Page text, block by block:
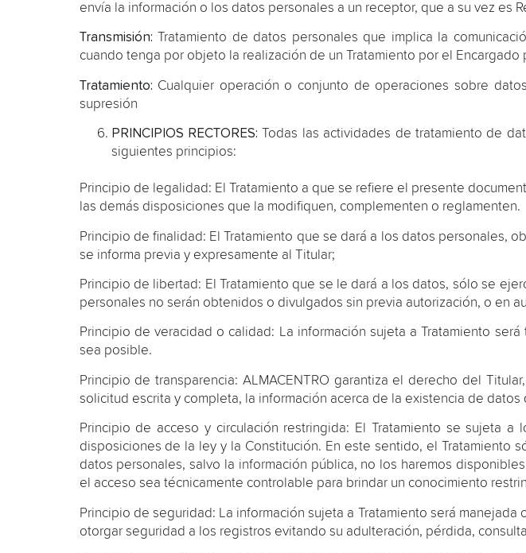
envía la información o los datos personales a un receptor, que a su vez es
Transmisión: Tratamiento de datos personales que implica la
cuando tenga por objeto la realización de un Tratamiento por el Encargado
Tratamiento: Cualquier operación o conjunto de operaciones sobre
supresión
PRINCIPIOS RECTORES:
Todas las actividades de tratamiento de
siguientes principios:
Principio de legalidad: El Tratamiento a que se refiere el presente
las demás disposiciones que la modifiquen, complementen o reglamenten.
Principio de finalidad: El Tratamiento que se dará a los datos personales,
se informa previa y expresamente al Titular;
Principio de libertad: El Tratamiento que se le dará a los datos, sólo se
personales no serán obtenidos o divulgados sin previa autorización, o en
Principio de veracidad o calidad: La información sujeta a Tratamiento
sea posible.
Principio de transparencia: ALMACENTRO garantiza el derecho del
solicitud escrita y completa, la información acerca de la existencia de datos
Principio de acceso y circulación restringida: El Tratamiento se sujeta
disposiciones de la ley y la Constitución. En este sentido, el Tratamiento
datos personales, salvo la información pública, no los haremos
el acceso sea técnicamente controlable para brindar un conocimiento
Principio de seguridad: La información sujeta a Tratamiento será
otorgar seguridad a los registros evitando su adulteración, pérdida,